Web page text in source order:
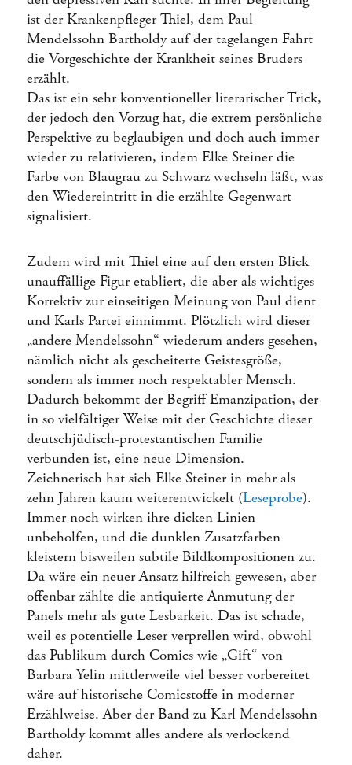
ist der Krankenpfleger Thiel, dem Paul
Mendelssohn Bartholdy auf der tagelangen Fahrt
die Vorgeschichte der Krankheit seines Bruders
erzählt.
Das ist ein sehr konventioneller literarischer Trick,
der jedoch den Vorzug hat, die extrem persönliche
Perspektive zu beglaubigen und doch auch immer
wieder zu relativieren, indem Elke Steiner die
Farbe von Blaugrau zu Schwarz wechseln läßt, was
den Wiedereintritt in die erzählte Gegenwart
signalisiert.
Zudem wird mit Thiel eine auf den ersten Blick
unauffällige Figur etabliert, die aber als wichtiges
Korrektiv zur einseitigen Meinung von Paul dient
und Karls Partei einnimmt. Plötzlich wird dieser
„andere Mendelssohn“ wiederum anders gesehen,
nämlich nicht als gescheiterte Geistesgröße,
sondern als immer noch respektabler Mensch.
Dadurch bekommt der Begriff Emanzipation, der
in so vielfältiger Weise mit der Geschichte dieser
deutschjüdisch-protestantischen Familie
verbunden ist, eine neue Dimension.
Zeichnerisch hat sich Elke Steiner in mehr als
zehn Jahren kaum weiterentwickelt (Leseprobe).
Immer noch wirken ihre dicken Linien
unbeholfen, und die dunklen Zusatzfarben
kleistern bisweilen subtile Bildkompositionen zu.
Da wäre ein neuer Ansatz hilfreich gewesen, aber
offenbar zählte die antiquierte Anmutung der
Panels mehr als gute Lesbarkeit. Das ist schade,
weil es potentielle Leser verprellen wird, obwohl
das Publikum durch Comics wie „Gift“ von
Barbara Yelin mittlerweile viel besser vorbereitet
wäre auf historische Comicstoffe in moderner
Erzählweise. Aber der Band zu Karl Mendelssohn
Bartholdy kommt alles andere als verlockend
daher.